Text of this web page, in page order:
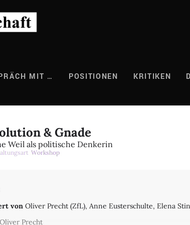
MIT … POSITIONEN KRITIKEN
& Gnade
Weil als politische Denkerin
Workshop
von Oliver Precht (ZfL), Anne Eusterschulte, Elena
Oliver Precht